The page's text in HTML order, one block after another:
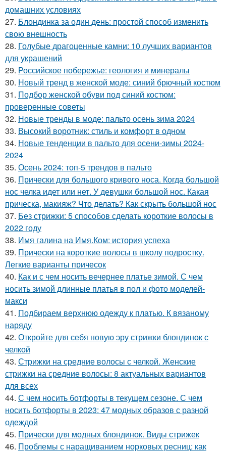
домашних условиях
27. Блондинка за один день: простой способ изменить
свою внешность
28. Голубые драгоценные камни: 10 лучших вариантов
для украшений
29. Российское побережье: геология и минералы
30. Новый тренд в женской моде: синий брючный костюм
31. Подбор женской обуви под синий костюм:
проверенные советы
32. Новые тренды в моде: пальто осень зима 2024
33. Высокий воротник: стиль и комфорт в одном
34. Новые тенденции в пальто для осени-зимы 2024-
2024
35. Осень 2024: топ-5 трендов в пальто
36. Прически для большого кривого носа. Когда большой
нос челка идет или нет. У девушки большой нос. Какая
прическа, макияж? Что делать? Как скрыть большой нос
37. Без стрижки: 5 способов сделать короткие волосы в
2022 году
38. Имя галина на Имя.Ком: история успеха
39. Прически на короткие волосы в школу подростку.
Легкие варианты причесок
40. Как и с чем носить вечернее платье зимой. С чем
носить зимой длинные платья в пол и фото моделей-
макси
41. Подбираем верхнюю одежду к платью. К вязаному
наряду
42. Откройте для себя новую эру стрижки блондинок с
челкой
43. Стрижки на средние волосы с челкой. Женские
стрижки на средние волосы: 8 актуальных вариантов
для всех
44. С чем носить ботфорты в текущем сезоне. С чем
носить ботфорты в 2023: 47 модных образов с разной
одеждой
45. Прически для модных блондинок. Виды стрижек
46. Проблемы с наращиванием норковых ресниц: как